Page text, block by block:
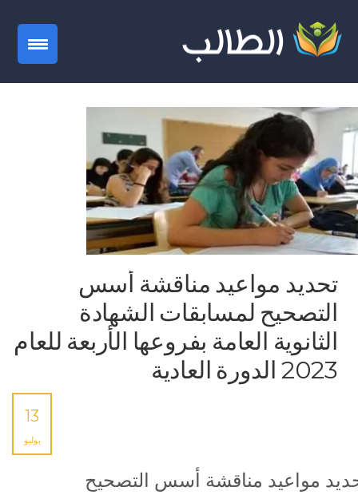
تحديد مواعيد مناقشة أسس
التصحيح لمسابقات الشهادة
الثانوية العامة بفروعها الأربعة للعام
2023 الدورة العادية
13
يوليو
مواعيد مناقشة أسس التصحيح